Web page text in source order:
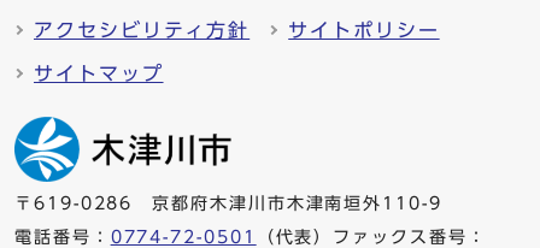
アクセシビリティ方針 サイトポリシー
サイトマップ
〒619-0286 京都府木津川市木津南垣外110-9
電話番号： 0774-72-0501
（代表）ファックス番号：